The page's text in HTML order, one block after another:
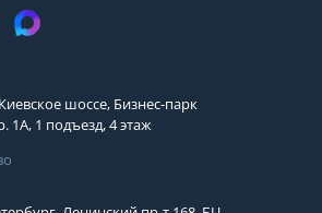
шоссе, Бизнес-парк
1А, 1 подъезд, 4 этаж